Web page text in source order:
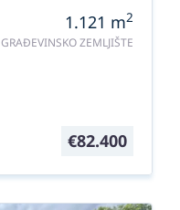
1.121 m2
GRAĐEVINSKO ZEMLJIŠTE
€82.400